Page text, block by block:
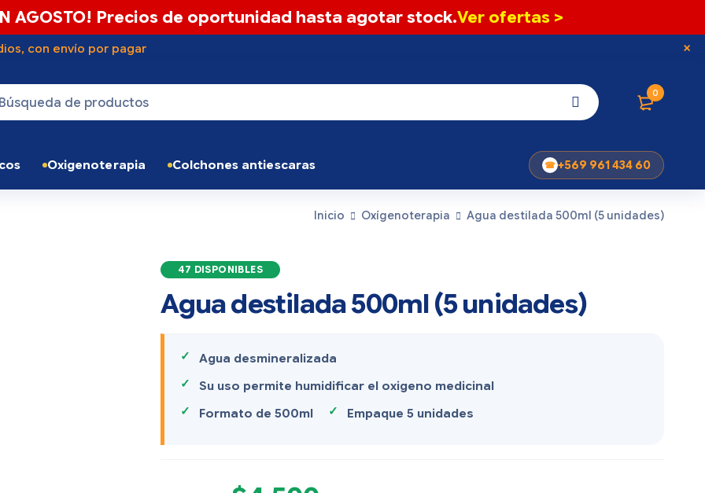
AGOSTO! Precios de oportunidad hasta agotar stock.Ver ofertas >
con envío por pagar
0
Oxigenoterapia Colchones antiescaras +569 961 434 60
Inicio Oxígenoterapia Agua destilada 500ml (5 unidades)
47 DISPONIBLES
Agua destilada 500ml (5 unidades)
Agua desmineralizada
Su uso permite humidificar el oxigeno medicinal
Formato de 500ml
Empaque 5 unidades